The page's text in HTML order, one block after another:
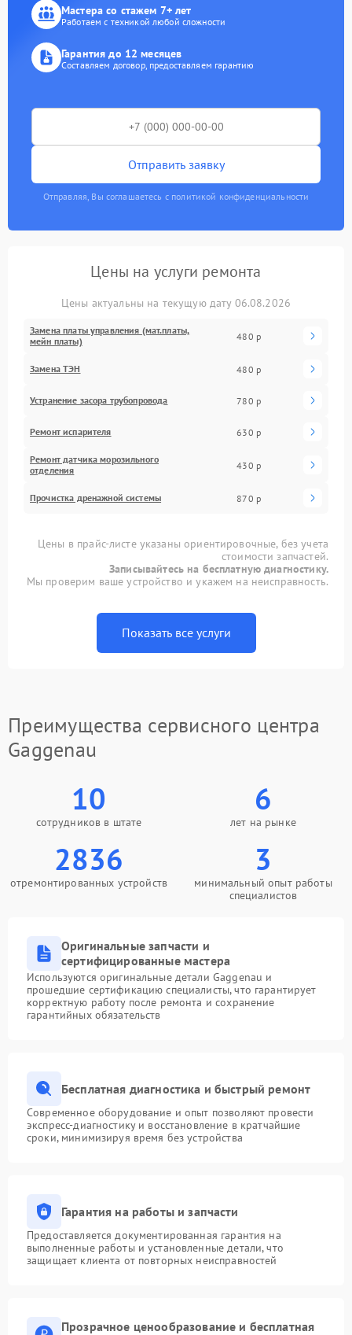
Мастера со стажем 7+ лет
Работаем с техникой любой сложности
Гарантия до 12 месяцев
Составляем договор, предоставляем гарантию
Отправить заявку
Отправляя, Вы соглашаетесь с политикой конфиденциальности
Цены на услуги ремонта
Цены актуальны на текущую дату 06.08.2026
Замена платы управления (мат.платы,
мейн платы)
480 р
Замена ТЭН 480 р
Устранение засора трубопровода 780 р
Ремонт испарителя 630 р
Ремонт датчика морозильного
отделения
430 р
Прочистка дренажной системы 870 р
Цены в прайс-листе указаны ориентировочные, без учета
стоимости запчастей.
Записывайтесь на бесплатную диагностику.
Мы проверим ваше устройство и укажем на неисправность.
Показать все услуги
Преимущества сервисного центра
Gaggenau
10
сотрудников в штате
6
лет на рынке
2836
отремонтированных устройств
3
минимальный опыт работы
специалистов
Оригинальные запчасти и
сертифицированные мастера
Используются оригинальные детали Gaggenau и
прошедшие сертификацию специалисты, что гарантирует
корректную работу после ремонта и сохранение
гарантийных обязательств
Бесплатная диагностика и быстрый ремонт
Современное оборудование и опыт позволяют провести
экспресс-диагностику и восстановление в кратчайшие
сроки, минимизируя время без устройства
Гарантия на работы и запчасти
Предоставляется документированная гарантия на
выполненные работы и установленные детали, что
защищает клиента от повторных неисправностей
Прозрачное ценообразование и бесплатная